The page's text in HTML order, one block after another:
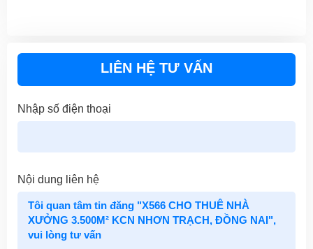
LIÊN HỆ TƯ VẤN
Nhập số điện thoại
Nội dung liên hệ